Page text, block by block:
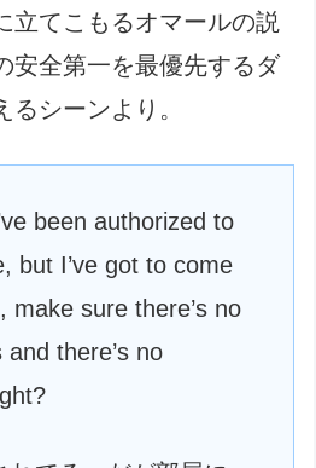
立てこもるオマールの説
安全第一を最優先するダ
シーンより。
been authorized to
but I’ve got to come
make sure there’s no
there’s no